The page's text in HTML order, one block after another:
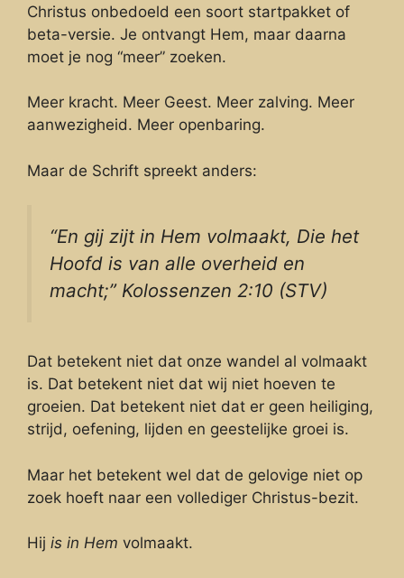
Christus onbedoeld een soort startpakket of
beta-versie. Je ontvangt Hem, maar daarna
moet je nog “meer” zoeken.
Meer kracht. Meer Geest. Meer zalving. Meer
aanwezigheid. Meer openbaring.
Maar de Schrift spreekt anders:
“En gij zijtin Hem volmaakt, Die het
Hoofd is van alle overheid en
macht;” Kolossenzen 2:10 (STV)
Dat betekent niet dat onze wandel al volmaakt
is. Dat betekent niet dat wij niet hoeven te
groeien. Dat betekent niet dat er geen heiliging,
strijd, oefening, lijden en geestelijke groei is.
Maar het betekent wel dat de gelovige niet op
zoek hoeft naar een vollediger Christus-bezit.
Hij is in Hem volmaakt.